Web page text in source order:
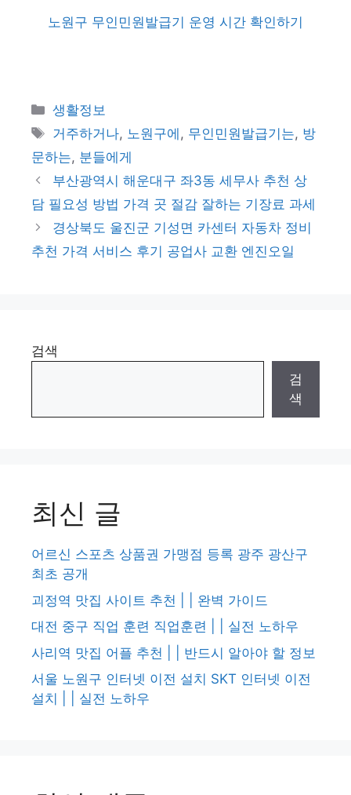
노원구 무인민원발급기 운영 시간 확인하기
카
테
리
생활정보
태
그
거주하거나, 노원구에 , 무인민원발급기는, 방
문하는, 분들에게
부산광역시 해운대구 좌3동 세무사 추천 상
담 필요성 방법 가격 곳 절감 잘하는 기장료 과세
경상북도 울진군 기성면 카센터 자동차 정비
추천 가격 서비스 후기 공업사 교환 엔진오일
검색
검
색
최신 글
어르신 스포츠 상품권 가맹점 등록 광주 광산구
최초 공개
괴정역 맛집 사이트 추천 | | 완벽 가이드
대전 중구 직업 훈련 직업훈련 | | 실전 노하우
사리역 맛집 어플 추천 | | 반드시 알아야 할 정보
서울 노원구 인터넷 이전 설치 SKT 인터넷 이전
설치 | | 실전 노하우